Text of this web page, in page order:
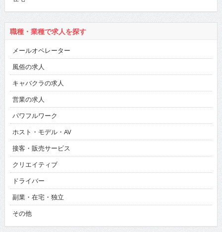
職種・業種で求人を探す
メールオペレーター
風俗の求人
キャバクラの求人
営業の求人
パワフルワーク
ホスト・モデル・AV
接客・販売サービス
クリエイティブ
ドライバー
副業・在宅・独立
その他